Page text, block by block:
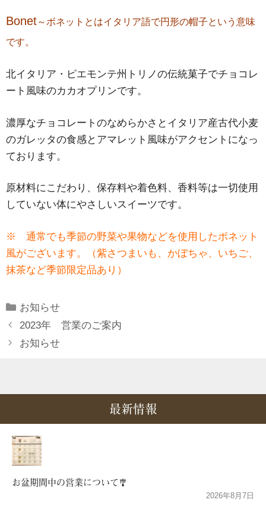
Bonet～ボネットとはイタリア語で円形の帽子という意味
です。
北イタリア・ピエモンテ州トリノの伝統菓子でチョコレ
ート風味のカカオプリンです。
濃厚なチョコレートのなめらかさとイタリア産古代小麦
のガレッタの食感とアマレット風味がアクセントになっ
ております。
原材料にこだわり、保存料や着色料、香料等は一切使用
していない体にやさしいスイーツです。
※ 通常でも季節の野菜や果物などを使用したボネット
風がございます。（紫さつまいも、かぼちゃ、いちご、
抹茶など季節限定品あり）
Categories
お知らせ
2023年 営業のご案内
お知らせ
最新情報
お盆期間中の営業について🎐
2026年8月7日